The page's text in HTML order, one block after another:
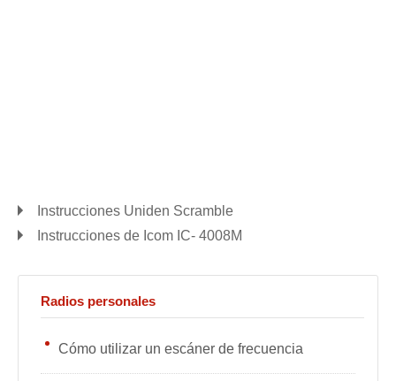
Instrucciones Uniden Scramble
Instrucciones de Icom IC- 4008M
Radios personales
Cómo utilizar un escáner de frecuencia